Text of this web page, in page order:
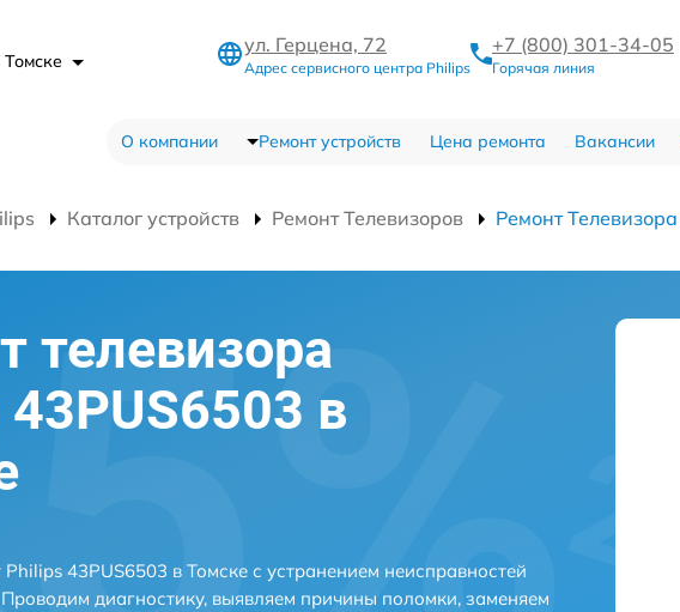
Томске
ул. Герцена, 72
Адрес сервисного центра Philips
+7 (800) 301-34-05
Горячая линия
О компании Ремонт устройств Цена ремонта Вакансии
Каталог устройств Ремонт Телевизоров Ремонт
телевизора
в
43PUS6503 в Томске с устранением неисправностей
диагностику, выявляем причины поломки, заменяем